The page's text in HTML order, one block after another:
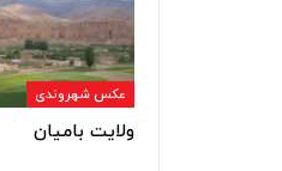
عکس شهروندی
ولایت بامیان